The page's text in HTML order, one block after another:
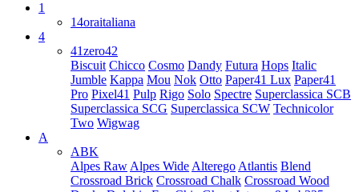
1
14oraitaliana
4
41zero42
Biscuit Chicco Cosmo Dandy Futura Hops Italic
Jumble Kappa Mou Nok Otto Paper41 Lux Paper41
Pro Pixel41 Pulp Rigo Solo Spectre Superclassica SCB
Superclassica SCG Superclassica SCW Technicolor
Two Wigwag
A
ABK
Alpes Raw Alpes Wide Alterego Atlantis Blend
Crossroad Brick Crossroad Chalk Crossroad Wood